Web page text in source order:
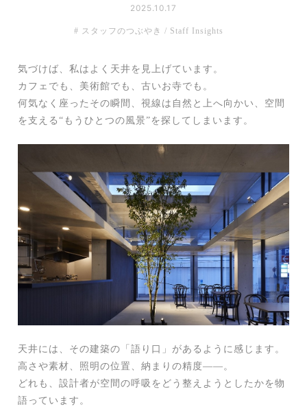
2025.10.17
スタッフのつぶやき / Staff Insights
気づけば、私はよく天井を見上げています。
カフェでも、美術館でも、古いお寺でも。
何気なく座ったその瞬間、視線は自然と上へ向かい、空間
を支える“もうひとつの風景”を探してしまいます。
天井には、その建築の「語り口」があるように感じます。
高さや素材、照明の位置、納まりの精度――。
どれも、設計者が空間の呼吸をどう整えようとしたかを物
語っています。